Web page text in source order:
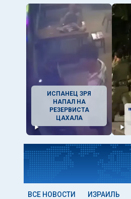
ИСПАНЕЦ ЗРЯ
НАПАЛ НА
РЕЗЕРВИСТА
ЦАХАЛА
ВСЕ НОВОСТИ ИЗРАИЛЬ